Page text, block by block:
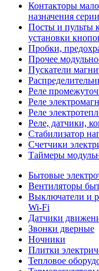
Контакторы
назначения
Посты и пульты
установки
Пробки,
Прочее
Пускатели
Реле
Реле
Реле
Реле, датчики,
Стабилизатор
Счетчики
Таймеры
Бытовые
Вентиляторы
Выключатели и
Wi-Fi
Датчики
Звонки дверные
Ночники
Плитки
Тепловое